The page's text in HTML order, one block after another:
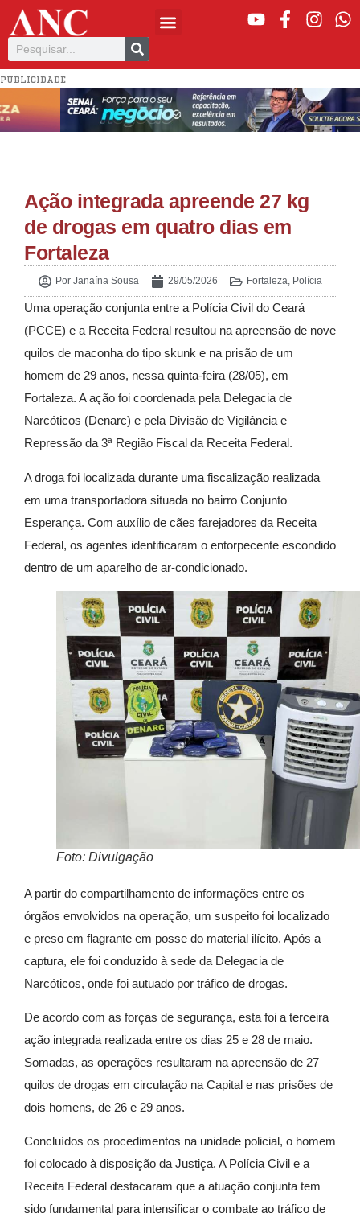
PUBLICIDADE
Ação integrada apreende 27 kg
de drogas em quatro dias em
Fortaleza
PorJanaína Sousa 29/05/2026 Fortaleza, Polícia
Uma operação conjunta entre a Polícia Civil do Ceará
(PCCE) e a Receita Federal resultou na apreensão de nove
quilos de maconha do tipo skunk e na prisão de um
homem de 29 anos, nessa quinta-feira (28/05), em
Fortaleza. A ação foi coordenada pela Delegacia de
Narcóticos (Denarc) e pela Divisão de Vigilância e
Repressão da 3ª Região Fiscal da Receita Federal.
A droga foi localizada durante uma fiscalização realizada
em uma transportadora situada no bairro Conjunto
Esperança. Com auxílio de cães farejadores da Receita
Federal, os agentes identificaram o entorpecente escondido
dentro de um aparelho de ar-condicionado.
Foto: Divulgação
A partir do compartilhamento de informações entre os
órgãos envolvidos na operação, um suspeito foi localizado
e preso em flagrante em posse do material ilícito. Após a
captura, ele foi conduzido à sede da Delegacia de
Narcóticos, onde foi autuado por tráfico de drogas.
De acordo com as forças de segurança, esta foi a terceira
ação integrada realizada entre os dias 25 e 28 de maio.
Somadas, as operações resultaram na apreensão de 27
quilos de drogas em circulação na Capital e nas prisões de
dois homens, de 26 e 29 anos.
Concluídos os procedimentos na unidade policial, o homem
foi colocado à disposição da Justiça. A Polícia Civil e a
Receita Federal destacaram que a atuação conjunta tem
sido fundamental para intensificar o combate ao tráfico de